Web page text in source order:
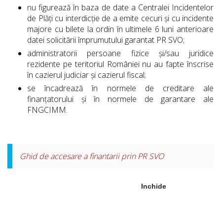
Inchide
nu figurează în baza de date a Centralei Incidentelor
de Plăți cu interdicție de a emite cecuri și cu incidente
majore cu bilete la ordin în ultimele 6 luni anterioare
datei solicitării împrumutului garantat PR SVO;
administratorii persoane fizice și/sau juridice
rezidente pe teritoriul României nu au fapte înscrise
în cazierul judiciar și cazierul fiscal;
se încadrează în normele de creditare ale
finanțatorului și în normele de garantare ale
FNGCIMM.
Ghid de accesare a finantarii prin PR SVO